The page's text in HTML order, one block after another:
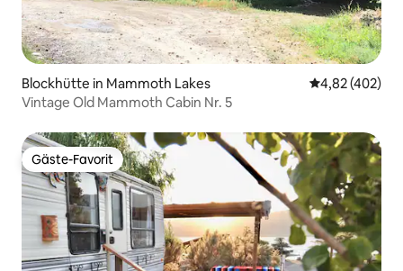
Blockhütte in Mammoth Lakes
4,82 (402)
Vintage Old Mammoth Cabin Nr. 5
Gäste-Favorit
Gäste-Favorit